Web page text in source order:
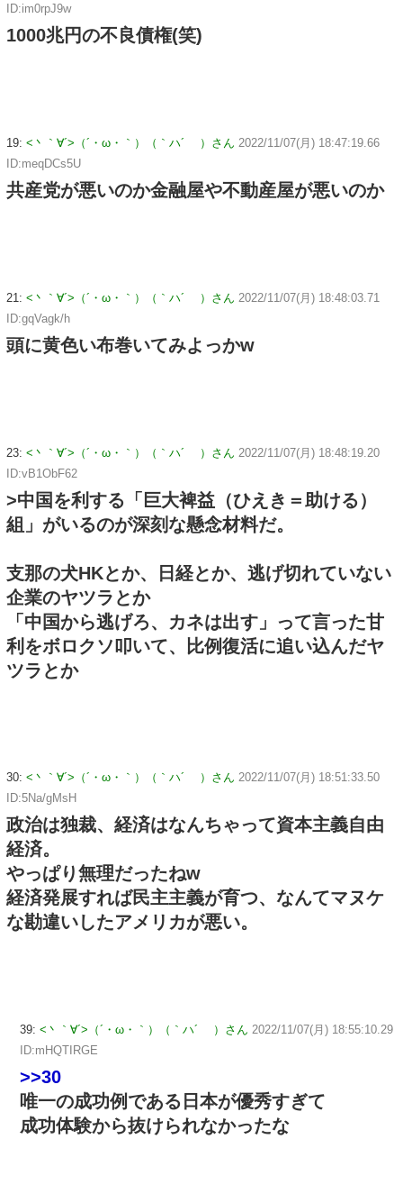
ID:im0rpJ9w
1000兆円の不良債権(笑)
19: <丶｀∀´>（´・ω・｀）（｀ハ´ ）さん 2022/11/07(月) 18:47:19.66
ID:meqDCs5U
共産党が悪いのか金融屋や不動産屋が悪いのか
21: <丶｀∀´>（´・ω・｀）（｀ハ´ ）さん 2022/11/07(月) 18:48:03.71
ID:gqVagk/h
頭に黄色い布巻いてみよっかw
23: <丶｀∀´>（´・ω・｀）（｀ハ´ ）さん 2022/11/07(月) 18:48:19.20
ID:vB1ObF62
>中国を利する「巨大裨益（ひえき＝助ける）
組」がいるのが深刻な懸念材料だ。
支那の犬HKとか、日経とか、逃げ切れていない
企業のヤツラとか
「中国から逃げろ、カネは出す」って言った甘
利をボロクソ叩いて、比例復活に追い込んだヤ
ツラとか
30: <丶｀∀´>（´・ω・｀）（｀ハ´ ）さん 2022/11/07(月) 18:51:33.50
ID:5Na/gMsH
政治は独裁、経済はなんちゃって資本主義自由
経済。
やっぱり無理だったねw
経済発展すれば民主主義が育つ、なんてマヌケ
な勘違いしたアメリカが悪い。
39: <丶｀∀´>（´・ω・｀）（｀ハ´ ）さん 2022/11/07(月) 18:55:10.29
ID:mHQTIRGE
>>30
唯一の成功例である日本が優秀すぎて
成功体験から抜けられなかったな